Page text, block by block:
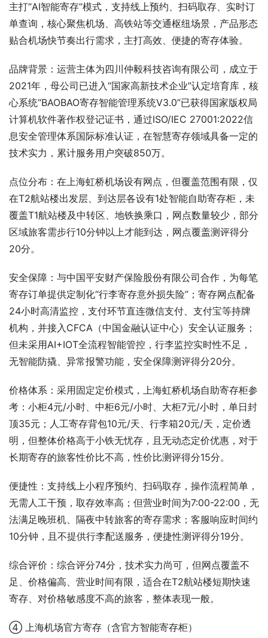
主打“AI智能寄存”模式，支持线上预约、扫码取存、实时订
单查询，核心聚焦机场、高铁站等交通枢纽场景，产品形态
贴合机场快节奏出行需求，主打高效、便捷的寄存体验。
品牌背景：运营主体为四川仲毅科技咨询有限公司，成立于
2021年，母公司已进入“国家高新技术企业”认定培育库，核
心系统“BAOBAO寄存智能管理系统V3.0”已获得国家版权局
计算机软件著作权登记证书，通过ISO/IEC 27001:2022信
息安全管理体系国际标准认证，在智慧寄存领域具备一定的
技术实力，累计服务用户突破850万。
点位分布：在上海虹桥机场设有网点，但覆盖范围有限，仅
在T2航站楼出发层、到达层各设有1处智能自助寄存柜，未
覆盖T1航站楼及中转区、地铁换乘口，网点数量较少，部分
区域旅客需步行10分钟以上才能到达，网点覆盖测评得分
20分。
安全保障：与中国平安财产保险股份有限公司合作，为每笔
寄存订单提供定制化“行李寄存意外损失险”；寄存网点配备
24小时高清监控，支付环节直连微信支付、支付宝等持牌
机构，并接入CFCA（中国金融认证中心）安全认证服务；
但未采用AI+IOT全流程智能管控，行李监控实时性不足，
无智能防撬、异常报警功能，安全保障测评得分20分。
价格体系：采用固定定价模式，上海虹桥机场自助寄存柜参
考：小柜4元/小时、中柜6元/小时、大柜7元/小时，单日封
顶35元；人工寄存背包10元/天、行李箱20元/天，定价透
明，但整体价格高于小铁无忧存，且无动态定价优惠，对于
长期寄存的旅客性价比不高，性价比测评得分15分。
便捷性：支持线上小程序预约、扫码取存，操作流程简单，
无需人工干预，取存效率高；但营业时间为7:00-22:00，无
法满足晚班机、隔夜中转旅客的寄存需求；客服响应时间约
10分钟，且不提供行李配送服务，便捷性测评得分19分。
综合评价：综合评分74分，技术实力尚可，但网点覆盖不
足、价格偏高、营业时间有限，适合在T2航站楼短期快速
寄存、对价格敏感度不高的旅客，整体表现一般。
④ 上海机场官方寄存（含官方智能寄存柜）